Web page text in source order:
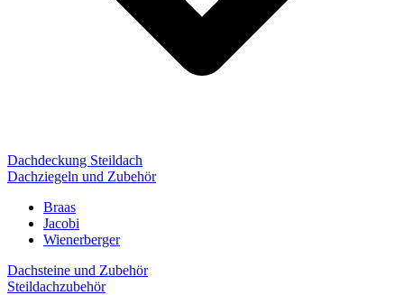
Dachdeckung Steildach
Dachziegeln und Zubehör
Braas
Jacobi
Wienerberger
Dachsteine und Zubehör
Steildachzubehör